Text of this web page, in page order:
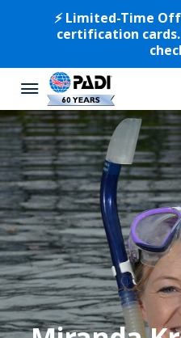
⚡️ Limited-Time
certification cards.